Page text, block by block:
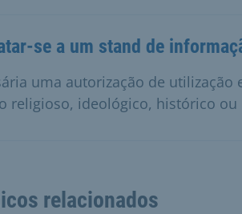
se a um stand de
uma autorização de
religioso, ideológico, histórico
relacionados